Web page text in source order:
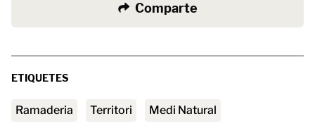
Comparte
ETIQUETES
ramaderia Territori Medi Natural